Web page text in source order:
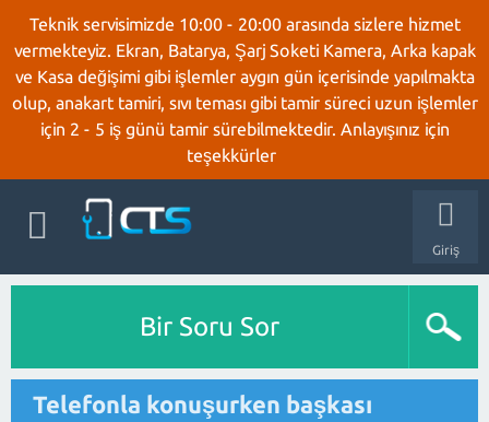
Teknik servisimizde 10:00 - 20:00 arasında sizlere hizmet
vermekteyiz. Ekran, Batarya, Şarj Soketi Kamera, Arka kapak
ve Kasa değişimi gibi işlemler aygın gün içerisinde yapılmakta
olup, anakart tamiri, sıvı teması gibi tamir süreci uzun işlemler
için 2 - 5 iş günü tamir sürebilmektedir. Anlayışınız için
teşekkürler
Giriş
Bir Soru Sor
Telefonla konuşurken başkası